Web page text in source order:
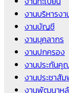
งานบริหารงา
งานบัญชี
งานบุคลากร
งานปกครอง
งานประกัน
งานประชาสั
งานพัฒนาหลั